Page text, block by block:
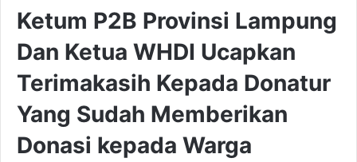
Ketum P2B Provinsi Lampung
Dan Ketua WHDI Ucapkan
Terimakasih Kepada Donatur
Yang Sudah Memberikan
Donasi kepada Warga